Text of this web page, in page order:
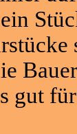
gut